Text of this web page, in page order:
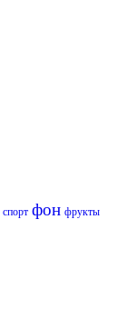
спорт фон фрукты